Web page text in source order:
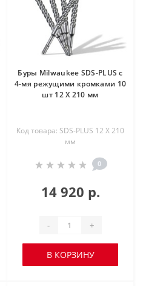
Буры Milwaukee SDS-PLUS с
4-мя режущими кромками 10
шт 12 X 210 мм
Код товара: SDS-PLUS 12 X 210
мм
0
14 920 р.
- +
В КОРЗИНУ